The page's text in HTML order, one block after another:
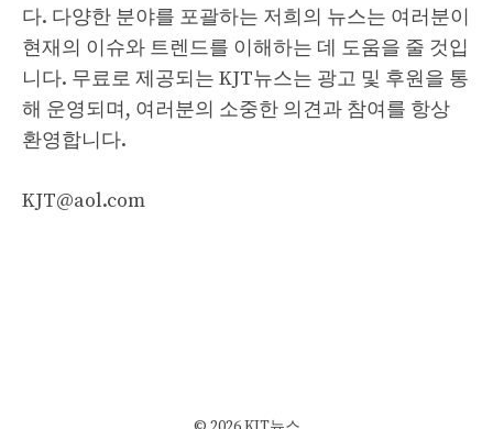
다. 다양한 분야를 포괄하는 저희의 뉴스는 여러분이
현재의 이슈와 트렌드를 이해하는 데 도움을 줄 것입
니다. 무료로 제공되는 KJT뉴스는 광고 및 후원을 통
해 운영되며, 여러분의 소중한 의견과 참여를 항상
환영합니다.
KJT@aol.com